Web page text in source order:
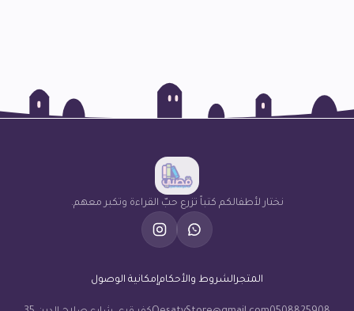
نختار لأطفالكم كتباً تزرع حبّ القراءة وتكبر معهم.
المتجرالشروط والأحكامإمكانية الوصول